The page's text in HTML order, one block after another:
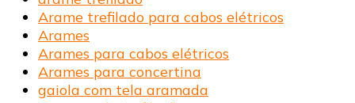
Arame trefilado para cabos elétricos
Arames
Arames para cabos elétricos
Arames para concertina
gaiola com tela aramada